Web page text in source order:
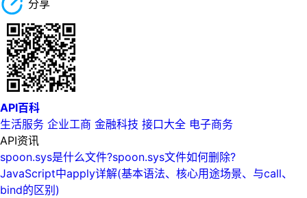
分享
API百科
生活服务 企业工商 金融科技 接口大全 电子商务
API资讯
spoon.sys是什么文件?spoon.sys文件如何删除?
JavaScript中apply详解(基本语法、核心用途场景、与call、
bind的区别)